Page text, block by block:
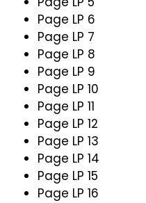
Page LP 6
Page LP 7
Page LP 8
Page LP 9
Page LP 10
Page LP 11
Page LP 12
Page LP 13
Page LP 14
Page LP 15
Page LP 16